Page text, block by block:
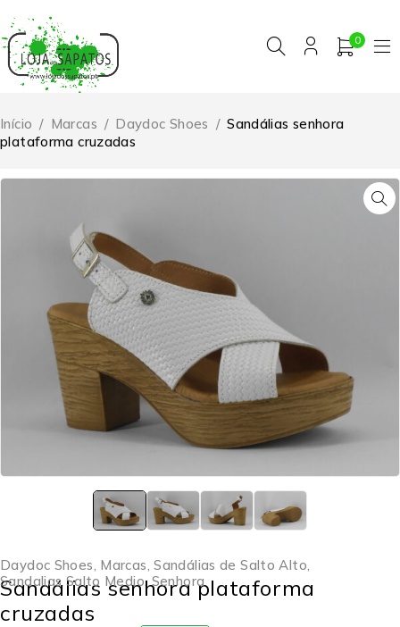
0
Início / Marcas / Daydoc Shoes / Sandálias senhora
plataforma cruzadas
Daydoc Shoes, Marcas,Sandálias de Salto Alto,
Sandalias Salto Medio,Senhora
Sandálias senhora plataforma
cruzadas